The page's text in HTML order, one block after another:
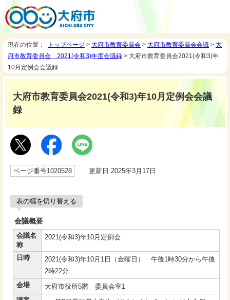
現在の位置： トップページ > 大府市教育委員会 > 大府市教育委員会会議 > 大
府市教育委員会 2021(令和3)年度会議録 > 大府市教育委員会2021(令和3)年
10月定例会会議録
大府市教育委員会2021(令和3)年10月定例会会議
録
ページ番号1020528 更新日 2025年3月17日
表の幅を切り替える
会議概要
会議名
称
2021(令和3)年10月定例会
日時
2021(令和3)年10月1日（金曜日） 午後1時30分から午後
2時22分
会場
大府市役所5階 委員会室1